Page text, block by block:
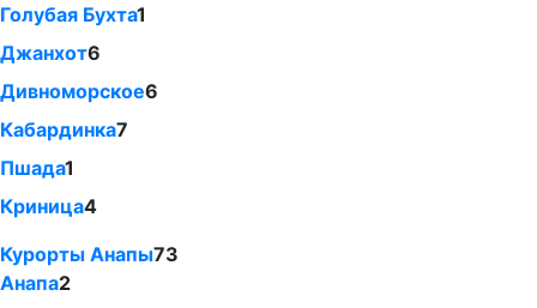
Голубая Бухта1
Джанхот6
Дивноморское6
Кабардинка7
Пшада1
Криница4
Курорты Анапы73
Анапа2